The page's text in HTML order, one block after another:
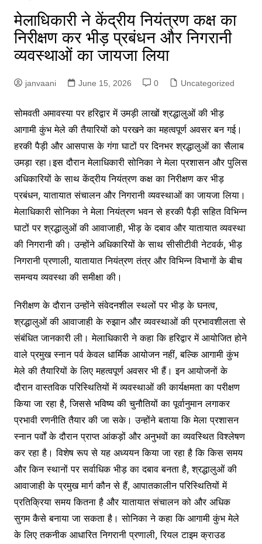
मेलाधिकारी ने केंद्रीय नियंत्रण कक्ष का
निरीक्षण कर भीड़ प्रबंधन और निगरानी
व्यवस्थाओं का जायजा लिया
janvaani June 15, 2026 0 Uncategorized
सोमवती अमावस्या पर हरिद्वार में उमड़ी लाखों श्रद्धालुओं की भीड़
आगामी कुंभ मेले की तैयारियों को परखने का महत्वपूर्ण अवसर बन गई।
हरकी पैड़ी और आसपास के गंगा घाटों पर दिनभर श्रद्धालुओं का सैलाब
उमड़ा रहा।इस दौरान मेलाधिकारी सोनिका ने मेला प्रशासन और पुलिस
अधिकारियों के साथ केंद्रीय नियंत्रण कक्ष का निरीक्षण कर भीड़
प्रबंधन, यातायात संचालन और निगरानी व्यवस्थाओं का जायजा लिया।
मेलाधिकारी सोनिका ने मेला नियंत्रण भवन से हरकी पैड़ी सहित विभिन्न
घाटों पर श्रद्धालुओं की आवाजाही, भीड़ के दबाव और यातायात व्यवस्था
की निगरानी की। उन्होंने अधिकारियों के साथ सीसीटीवी नेटवर्क, भीड़
निगरानी प्रणाली, यातायात नियंत्रण तंत्र और विभिन्न विभागों के बीच
समन्वय व्यवस्था की समीक्षा की।
निरीक्षण के दौरान उन्होंने संवेदनशील स्थलों पर भीड़ के घनत्व,
श्रद्धालुओं की आवाजाही के रुझान और व्यवस्थाओं की प्रभावशीलता से
संबंधित जानकारी ली। मेलाधिकारी ने कहा कि हरिद्वार में आयोजित होने
वाले प्रमुख स्नान पर्व केवल धार्मिक आयोजन नहीं, बल्कि आगामी कुंभ
मेले की तैयारियों के लिए महत्वपूर्ण अवसर भी हैं। इन आयोजनों के
दौरान वास्तविक परिस्थितियों में व्यवस्थाओं की कार्यक्षमता का परीक्षण
किया जा रहा है, जिससे भविष्य की चुनौतियों का पूर्वानुमान लगाकर
प्रभावी रणनीति तैयार की जा सके। उन्होंने बताया कि मेला प्रशासन
स्नान पर्वों के दौरान प्राप्त आंकड़ों और अनुभवों का व्यवस्थित विश्लेषण
कर रहा है। विशेष रूप से यह अध्ययन किया जा रहा है कि किस समय
और किन स्थानों पर सर्वाधिक भीड़ का दबाव बनता है, श्रद्धालुओं की
आवाजाही के प्रमुख मार्ग कौन से हैं, आपातकालीन परिस्थितियों में
प्रतिक्रिया समय कितना है और यातायात संचालन को और अधिक
सुगम कैसे बनाया जा सकता है। सोनिका ने कहा कि आगामी कुंभ मेले
के लिए तकनीक आधारित निगरानी प्रणाली, रियल टाइम क्राउड